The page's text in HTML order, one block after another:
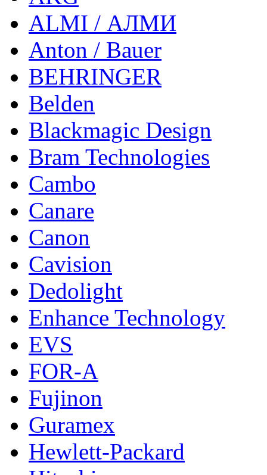
ALMI / АЛМИ
Anton / Bauer
BEHRINGER
Belden
Blackmagic Design
Bram Technologies
Cambo
Canare
Canon
Cavision
Dedolight
Enhance Technology
EVS
FOR-A
Fujinon
Guramex
Hewlett-Packard